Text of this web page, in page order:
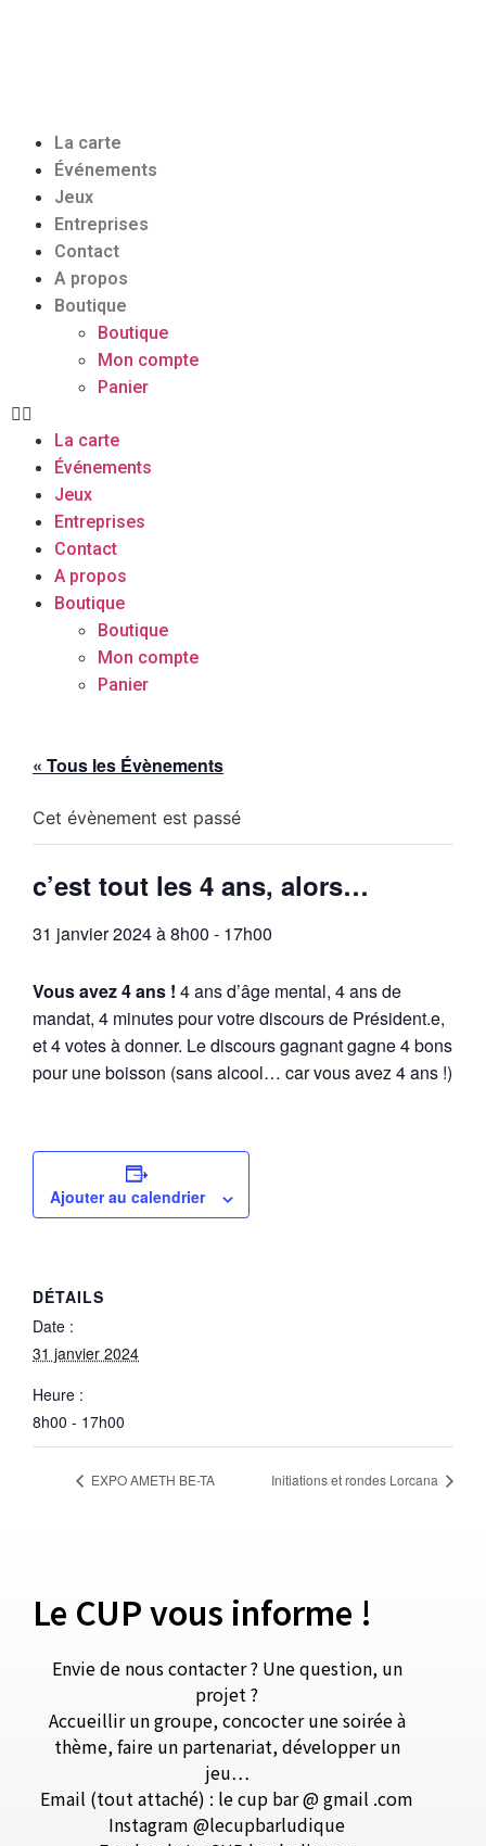
La carte
Événements
Jeux
Entreprises
Contact
A propos
Boutique
Boutique
Mon compte
Panier
La carte
Événements
Jeux
Entreprises
Contact
A propos
Boutique
Boutique
Mon compte
Panier
« Tous les Évènements
Cet évènement est passé
c’est tout les 4 ans, alors…
31 janvier 2024 à 8h00 - 17h00
Vous avez 4 ans ! 4 ans d’âge mental, 4 ans de
mandat, 4 minutes pour votre discours de Président.e,
et 4 votes à donner. Le discours gagnant gagne 4 bons
pour une boisson (sans alcool… car vous avez 4 ans !)
Ajouter au calendrier
DÉTAILS
Date :
31 janvier 2024
Heure :
8h00 - 17h00
EXPO AMETH BE-TA Initiations et rondes Lorcana
Le CUP vous informe !
Envie de nous contacter ? Une question, un
projet ?
Accueillir un groupe, concocter une soirée à
thème, faire un partenariat, développer un
jeu…
Email (tout attaché) : le cup bar @ gmail .com
Instagram @lecupbarludique